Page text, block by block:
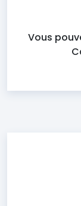
Vous